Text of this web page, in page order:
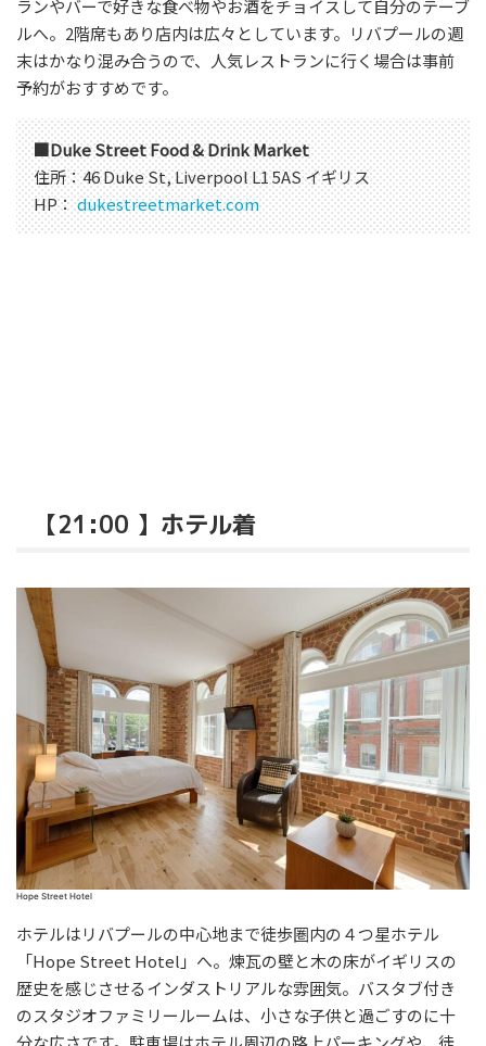
ランやバーで好きな食べ物やお酒をチョイスして自分のテーブ
ルへ。2階席もあり店内は広々としています。リバプールの週
末はかなり混み合うので、人気レストランに行く場合は事前
予約がおすすめです。
■Duke Street Food & Drink Market
住所：46 Duke St, Liverpool L1 5AS イギリス
HP：dukestreetmarket.com
【21:00 】ホテル着
Hope Street Hotel
ホテルはリバプールの中心地まで徒歩圏内の４つ星ホテル
「Hope Street Hotel」へ。煉瓦の壁と木の床がイギリスの
歴史を感じさせるインダストリアルな雰囲気。バスタブ付き
のスタジオファミリールームは、小さな子供と過ごすのに十